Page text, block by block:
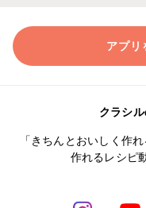
アプリ
クラシ
「きちんとおいしく作
作れるレシピ